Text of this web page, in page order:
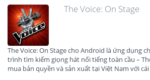
The Voice: On Stage
The Voice: On Stage cho Android là ứng dụng
trình tìm kiếm giọng hát nổi tiếng toàn cầu –
mua bản quyền và sản xuất tại Việt Nam với